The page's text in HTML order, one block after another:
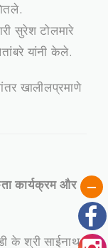
सुरेश टोलमारे
यांनी केले.
खालीलप्रमाणे
कार्यक्रम और
के श्री साईनाथ